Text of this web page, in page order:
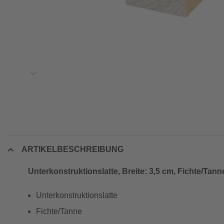
ARTIKELBESCHREIBUNG
Unterkonstruktionslatte, Breite: 3,5 cm, Fichte/
Unterkonstruktionslatte
Fichte/Tanne